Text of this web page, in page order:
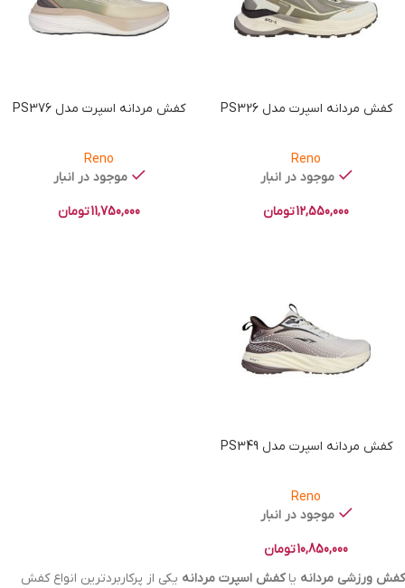
کفش مردانه اسپرت مدل PS326
Reno
موجود در انبار
12,550,000تومان
کفش مردانه اسپرت مدل PS376
Reno
موجود در انبار
11,750,000تومان
کفش مردانه اسپرت مدل PS349
Reno
موجود در انبار
10,850,000تومان
کفش ورزشی مردانه یاکفش اسپرت مردانه یکی از پرکاربردترین انواع کفش